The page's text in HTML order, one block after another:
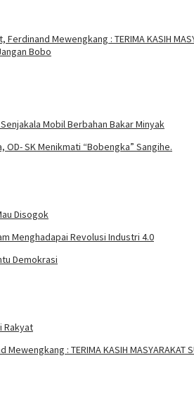
Mewengkang : TERIMA KASIH
Bobo
Mobil Berbahan Bakar Minyak
OD- SK Menikmati “Bobengka” Sangihe.
Disogok
Menghadapai Revolusi Industri 4.0
Demokrasi
Rakyat
: TERIMA KASIH MASYARAKAT